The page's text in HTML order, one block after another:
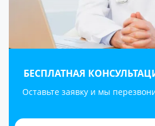
БЕСПЛАТНАЯ
Оставьте заявку и мы